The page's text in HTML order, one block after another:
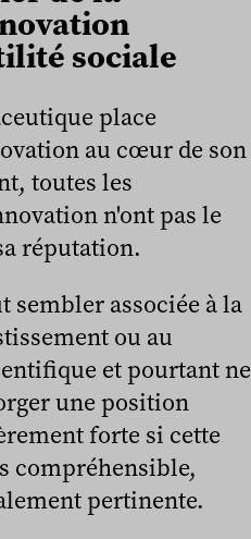
sociale
place
au cœur de son
toutes les
n'ont pas le
réputation.
sembler associée à la
ou au
et pourtant ne
une position
forte si cette
compréhensible,
pertinente.